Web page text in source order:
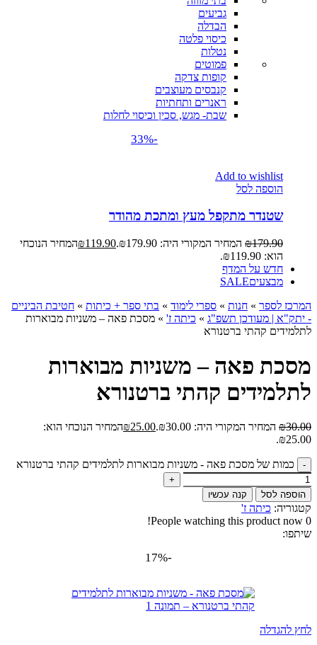
גביעים
הבדלה
כיסוי פלטה
נטלות
פמוטים
קופות צדקה
קנבסים מעוצבים
ראנרים ותחתיות
שבת- מגש, סכין וכיסוי לחלות
-33%
Add to wishlist
הוספה לסל
שטנדר מתקפל מעץ ומתכת מהודר
₪179.90 המחיר המקורי היה: ₪179.90. ₪119.90
המחיר הנוכחי
הוא: ₪119.90.
חדש על המדף
מבצעיםSALE
המרכז לספר » חנות » ספרי לימוד » בתי ספר + כיתות » חטיבת הביניים
- יתק"א | מעודכן תשפ"ג » כיתה ז' » מסכת פאה – משניות מבוארות
לתלמידים קהתי ברטנורא
מסכת פאה – משניות מבוארות
לתלמידים קהתי ברטנורא
₪30.00 המחיר המקורי היה: ₪30.00. ₪25.00
המחיר הנוכחי הוא:
₪25.00.
כמות של מסכת פאה - משניות מבוארות לתלמידים קהתי ברטנורא
הוספה לסל קנה עכשיו
קטגוריה: כיתה ז'
0
People watching this product now!
שיתפו:
-17%
לחץ להגדלה